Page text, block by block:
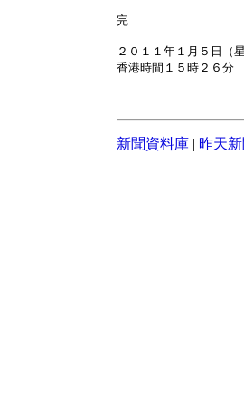
完
２０１１年１月５日（星
香港時間１５時２６分
新聞資料庫 | 昨天新